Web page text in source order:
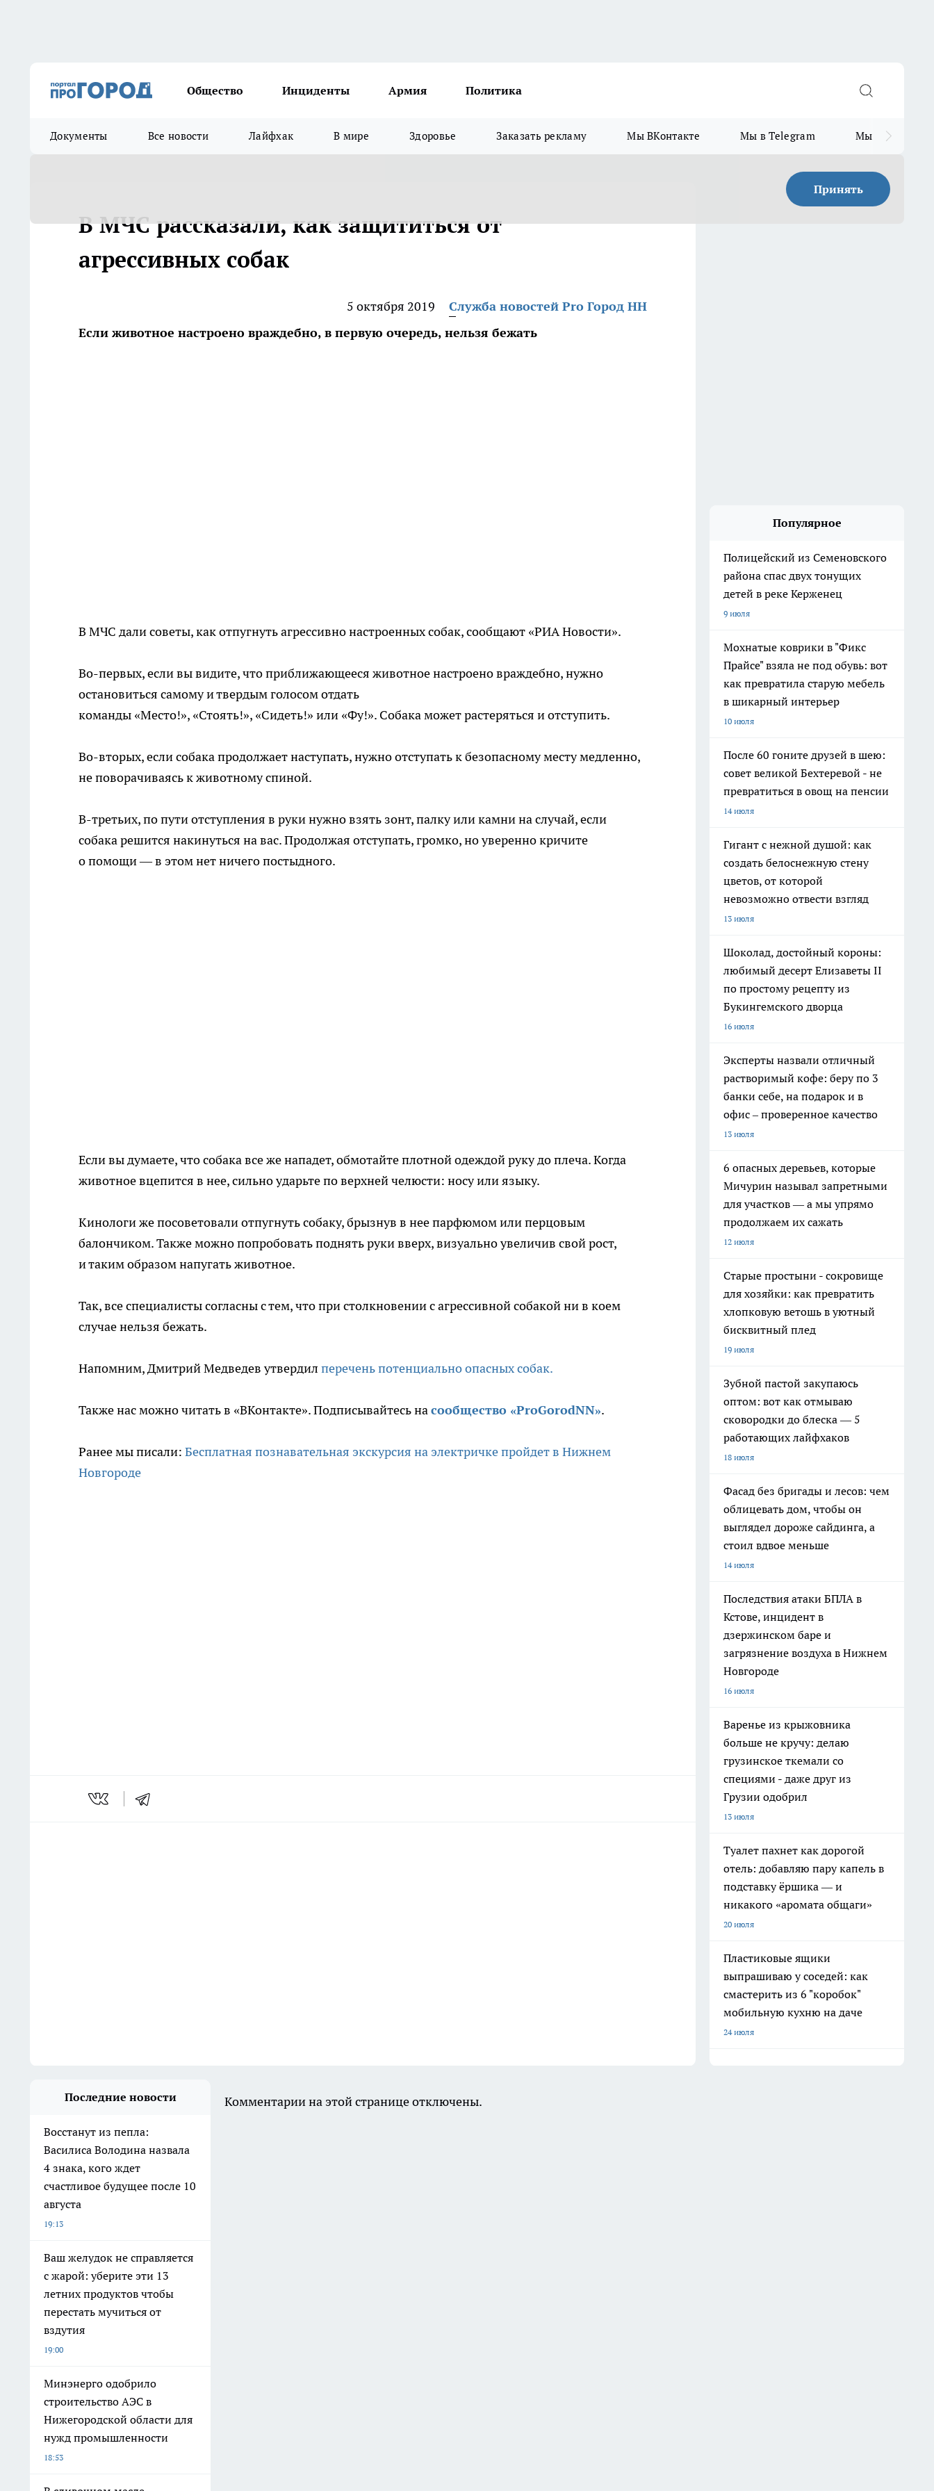
Общество Инциденты Армия Политика
Документы Все новости Лайфхак В мире Здоровье Заказать рекламу Мы ВКонтакте Мы в Telegram Мы в MAX
Принять
В МЧС рассказали, как защититься от
агрессивных собак
5 октября 2019
Служба новостей Pro Город НН
Если животное настроено враждебно, в первую очередь, нельзя бежать
В МЧС дали советы, как отпугнуть агрессивно настроенных собак, сообщают «РИА Новости».
Во-первых, если вы видите, что приближающееся животное настроено враждебно, нужно
остановиться самому и твердым голосом отдать
команды «Место!», «Стоять!», «Сидеть!» или «Фу!». Собака может растеряться и отступить.
Во-вторых, если собака продолжает наступать, нужно отступать к безопасному месту медленно,
не поворачиваясь к животному спиной.
В-третьих, по пути отступления в руки нужно взять зонт, палку или камни на случай, если
собака решится накинуться на вас. Продолжая отступать, громко, но уверенно кричите
о помощи — в этом нет ничего постыдного.
Если вы думаете, что собака все же нападет, обмотайте плотной одеждой руку до плеча. Когда
животное вцепится в нее, сильно ударьте по верхней челюсти: носу или языку.
Кинологи же посоветовали отпугнуть собаку, брызнув в нее парфюмом или перцовым
балончиком. Также можно попробовать поднять руки вверх, визуально увеличив свой рост,
и таким образом напугать животное.
Так, все специалисты согласны с тем, что при столкновении с агрессивной собакой ни в коем
случае нельзя бежать.
Напомним, Дмитрий Медведев утвердил перечень потенциально опасных собак.
Также нас можно читать в «ВКонтакте». Подписывайтесь насообщество «ProGorodNN».
Ранее мы писали: Бесплатная познавательная экскурсия на электричке пройдет в Нижнем
Новгороде
Популярное
Полицейский из Семеновского
района спас двух тонущих
детей в реке Керженец
9 июля
Мохнатые коврики в "Фикс
Прайсе" взяла не под обувь: вот
как превратила старую мебель
в шикарный интерьер
10 июля
После 60 гоните друзей в шею:
совет великой Бехтеревой - не
превратиться в овощ на пенсии
14 июля
Гигант с нежной душой: как
создать белоснежную стену
цветов, от которой
невозможно отвести взгляд
13 июля
Шоколад, достойный короны:
любимый десерт Елизаветы II
по простому рецепту из
Букингемского дворца
16 июля
Эксперты назвали отличный
растворимый кофе: беру по 3
банки себе, на подарок и в
офис – проверенное качество
13 июля
6 опасных деревьев, которые
Мичурин называл запретными
для участков — а мы упрямо
продолжаем их сажать
12 июля
Старые простыни - сокровище
для хозяйки: как превратить
хлопковую ветошь в уютный
бисквитный плед
19 июля
Зубной пастой закупаюсь
оптом: вот как отмываю
сковородки до блеска — 5
работающих лайфхаков
18 июля
Фасад без бригады и лесов: чем
облицевать дом, чтобы он
выглядел дороже сайдинга, а
стоил вдвое меньше
14 июля
Последствия атаки БПЛА в
Кстове, инцидент в
дзержинском баре и
загрязнение воздуха в Нижнем
Новгороде
16 июля
Варенье из крыжовника
больше не кручу: делаю
грузинское ткемали со
специями - даже друг из
Грузии одобрил
13 июля
Туалет пахнет как дорогой
отель: добавляю пару капель в
подставку ёршика — и
никакого «аромата общаги»
20 июля
Пластиковые ящики
выпрашиваю у соседей: как
смастерить из 6 "коробок"
мобильную кухню на даче
24 июля
Последние новости
Восстанут из пепла:
Василиса Володина назвала
4 знака, кого ждет
счастливое будущее после 10
августа
19:13
Ваш желудок не справляется
с жарой: уберите эти 13
летних продуктов чтобы
перестать мучиться от
вздутия
19:00
Минэнерго одобрило
строительство АЭС в
Нижегородской области для
нужд промышленности
18:53
Комментарии на этой странице отключены.